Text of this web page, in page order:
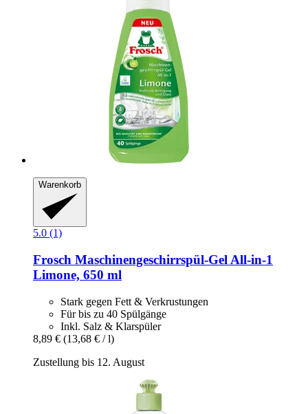
Warenkorb
5.0 (1)
Frosch Maschinengeschirrspül-​Gel All-​in-​1
Limone, 650 ml
Stark gegen Fett & Verkrustungen
Für bis zu 40 Spülgänge
Inkl. Salz & Klarspüler
8,89 € (13,68 € / l)
Zustellung bis 12. August